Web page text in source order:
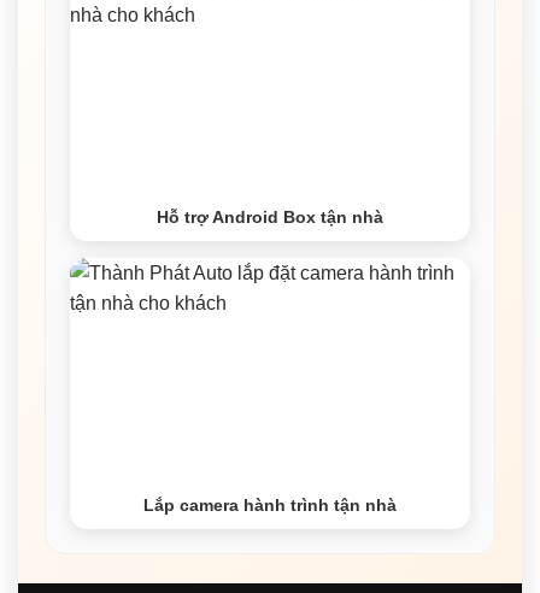
Hỗ trợ Android Box tận nhà
Lắp camera hành trình tận nhà